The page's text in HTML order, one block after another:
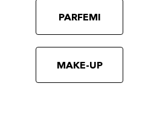
PARFEMI
MAKE-UP